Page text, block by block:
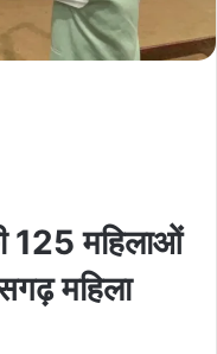
125 महिलाओं
महिला